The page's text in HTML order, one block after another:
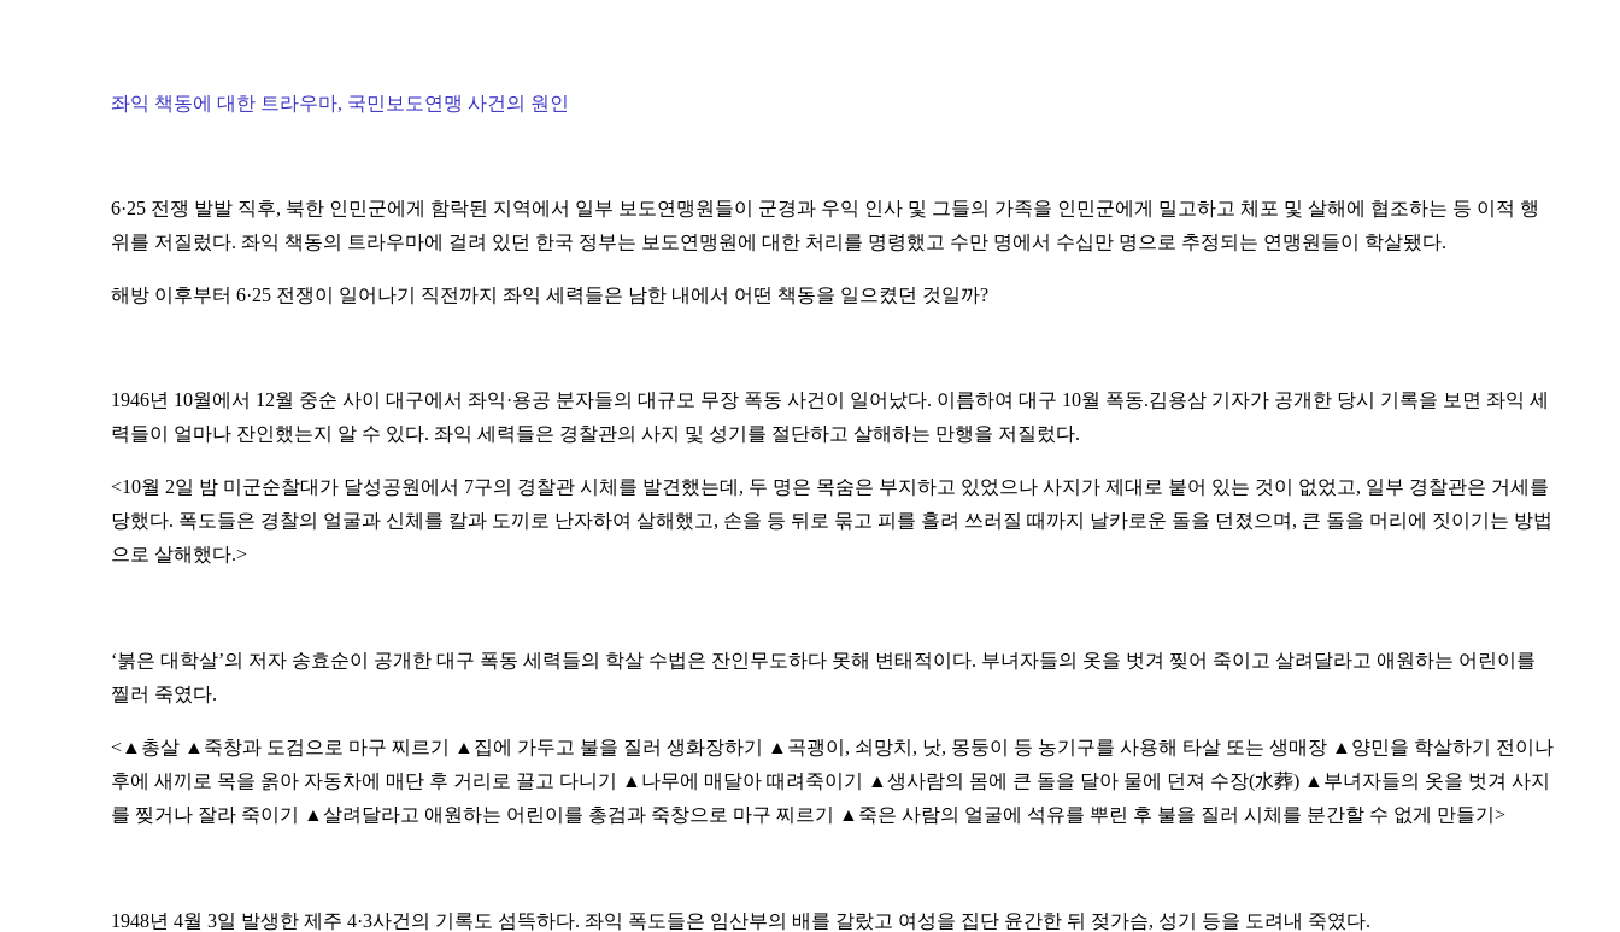
좌익 책동에 대한 트라우마, 국민보도연맹 사건의 원인
6·25 전쟁 발발 직후, 북한 인민군에게 함락된 지역에서 일부 보도연맹원들이 군경과 우익 인사 및 그들의 가족을 인민군에게 밀고하고 체포 및 살해에 협조하는 등 이적 행
위를 저질렀다. 좌익 책동의 트라우마에 걸려 있던 한국 정부는 보도연맹원에 대한 처리를 명령했고 수만 명에서 수십만 명으로 추정되는 연맹원들이 학살됐다.
해방 이후부터 6·25 전쟁이 일어나기 직전까지 좌익 세력들은 남한 내에서 어떤 책동을 일으켰던 것일까?
1946년 10월에서 12월 중순 사이 대구에서 좌익·용공 분자들의 대규모 무장 폭동 사건이 일어났다. 이름하여 대구 10월 폭동.김용삼 기자가 공개한 당시 기록을 보면 좌익 세
력들이 얼마나 잔인했는지 알 수 있다. 좌익 세력들은 경찰관의 사지 및 성기를 절단하고 살해하는 만행을 저질렀다.
<10월 2일 밤 미군순찰대가 달성공원에서 7구의 경찰관 시체를 발견했는데, 두 명은 목숨은 부지하고 있었으나 사지가 제대로 붙어 있는 것이 없었고, 일부 경찰관은 거세를
당했다. 폭도들은 경찰의 얼굴과 신체를 칼과 도끼로 난자하여 살해했고, 손을 등 뒤로 묶고 피를 흘려 쓰러질 때까지 날카로운 돌을 던졌으며, 큰 돌을 머리에 짓이기는 방법
으로 살해했다.>
‘붉은 대학살’의 저자 송효순이 공개한 대구 폭동 세력들의 학살 수법은 잔인무도하다 못해 변태적이다. 부녀자들의 옷을 벗겨 찢어 죽이고 살려달라고 애원하는 어린이를
찔러 죽였다.
<▲총살 ▲죽창과 도검으로 마구 찌르기 ▲집에 가두고 불을 질러 생화장하기 ▲곡괭이, 쇠망치, 낫, 몽둥이 등 농기구를 사용해 타살 또는 생매장 ▲양민을 학살하기 전이나
후에 새끼로 목을 옭아 자동차에 매단 후 거리로 끌고 다니기 ▲나무에 매달아 때려죽이기 ▲생사람의 몸에 큰 돌을 달아 물에 던져 수장(水葬) ▲부녀자들의 옷을 벗겨 사지
를 찢거나 잘라 죽이기 ▲살려달라고 애원하는 어린이를 총검과 죽창으로 마구 찌르기 ▲죽은 사람의 얼굴에 석유를 뿌린 후 불을 질러 시체를 분간할 수 없게 만들기>
1948년 4월 3일 발생한 제주 4·3사건의 기록도 섬뜩하다. 좌익 폭도들은 임산부의 배를 갈랐고 여성을 집단 윤간한 뒤 젖가슴, 성기 등을 도려내 죽였다.